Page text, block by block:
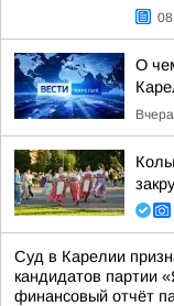
О
Суд в Карелии
кандидатов партии
финансовый отчёт